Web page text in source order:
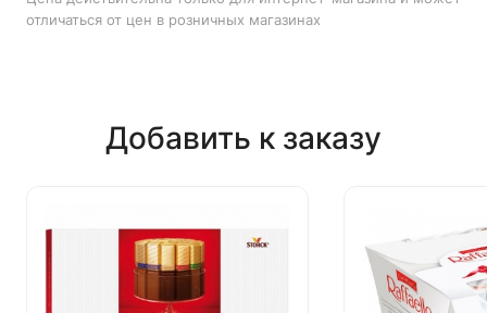
отличаться от цен в розничных магазинах
Добавить к заказу